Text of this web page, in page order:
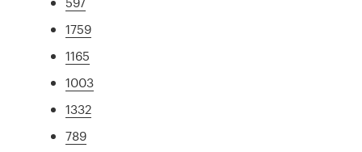
1759
1165
1003
1332
789